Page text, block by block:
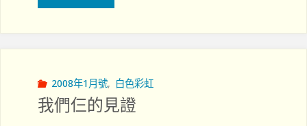
緩
的
2008年1月號, 白色彩虹
我們仨的見證